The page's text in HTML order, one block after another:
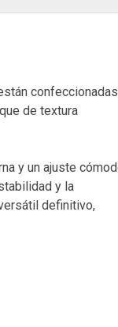
confeccionadas
de textura
y un ajuste
y la
definitivo,